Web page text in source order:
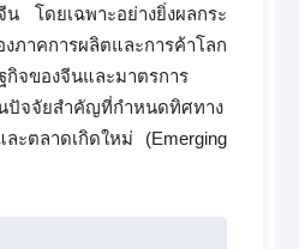
โดยเฉพาะอย่างยิ่งผลกระ
ภาคการผลิตและการค้าโลก
กิจของจีนและมาตรการ
นปัจจัยสำคัญที่กำหนดทิศทาง
ะตลาดเกิดใหม่ (Emerging